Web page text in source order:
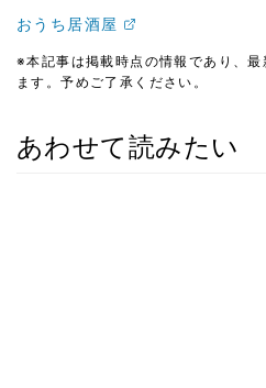
おうち居酒屋
※本記事は掲載時点の情報であり、
ます。予めご了承ください。
あわせて読みたい